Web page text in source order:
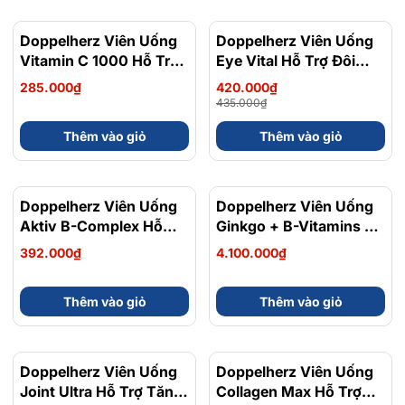
Doppelherz Viên Uống
Vitamin C 1000 Hỗ Trợ
Tăng Cường Sức Đề
Kháng Hộp 30 Viên
285.000₫
Thêm vào giỏ
- 3%
Doppelherz Viên Uống
Eye Vital Hỗ Trợ Đôi
Mắt Khỏe Mạnh Hộp 30
Viên
420.000₫
435.000₫
Thêm vào giỏ
Doppelherz Viên Uống
Aktiv B-Complex Hỗ
Trợ Bổ Sung Vitamin
Nhóm B, Giảm Mệt Mỏi
Hộp 30 Viên
392.000₫
Thêm vào giỏ
Doppelherz Viên Uống
Ginkgo + B-Vitamins +
Choline Hỗ Trợ Tuần
Hoàn Não, Cải Thiện Trí
Nhớ Hộp 30 Viên
4.100.000₫
Thêm vào giỏ
- 3%
Doppelherz Viên Uống
Joint Ultra Hỗ Trợ Tăng
Doppelherz Viên Uống
Collagen Max Hỗ Trợ